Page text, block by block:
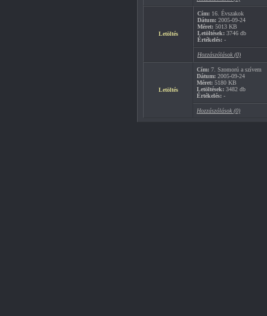
Letöltés
Cím: 16. Évszakok
Dátum: 2005-09-24
Méret: 5013 KB
Letöltések: 3746 db
Értékelés: -
Hozzászólások (0)
Letöltés
Cím: 7. Szomorú a szívem
Dátum: 2005-09-24
Méret: 5180 KB
Letöltések: 3482 db
Értékelés: -
Hozzászólások (0)